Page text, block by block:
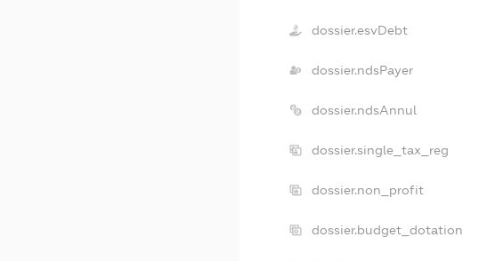
dossier.esvDebt
dossier.ndsPayer
dossier.ndsAnnul
dossier.single_tax_reg
dossier.non_profit
dossier.budget_dotation